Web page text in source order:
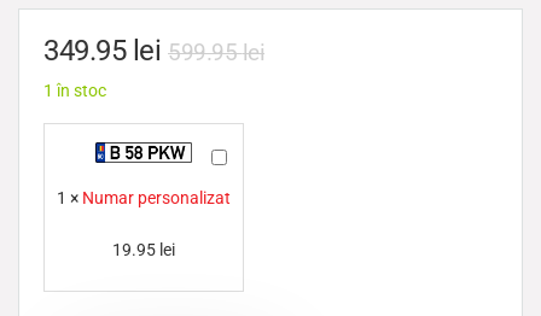
599.95lei
349.95 lei
1 în stoc
N
u
r
1 × Numar personalizat
19.95 lei